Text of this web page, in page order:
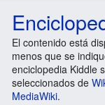
El contenido está
menos que se
enciclopedia Kiddle
seleccionados de
MediaWiki.